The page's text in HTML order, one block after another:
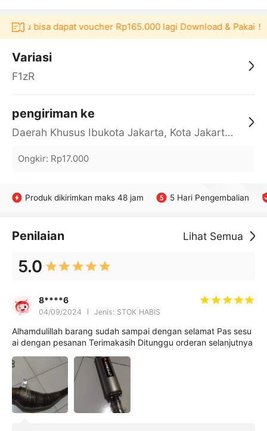
bisa dapat voucher Rp165.000 lagi Download & Pakai！
Variasi
F1zR
pengiriman ke
Daerah Khusus Ibukota Jakarta, Kota Jakarta Barat, Cengkareng, yy
Ongkir: Rp17.000
Produk dikirimkan maks 48 jam 5 Hari Pengembalian
Penilaian Lihat Semua
5.0
8****6
04/09/2024 Jenis: STOK HABIS
Alhamdulillah barang sudah sampai dengan selamat Pas sesu
ai dengan pesanan Terimakasih Ditunggu orderan selanjutnya